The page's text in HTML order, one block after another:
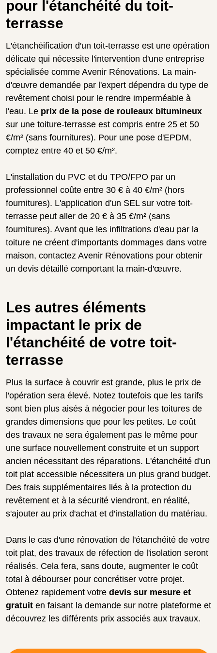
pour l'étanchéité du toit-
terrasse
L'étanchéification d'un toit-terrasse est une opération
délicate qui nécessite l'intervention d'une entreprise
spécialisée comme Avenir Rénovations. La main-
d'œuvre demandée par l'expert dépendra du type de
revêtement choisi pour le rendre imperméable à
l'eau. Le prix de la pose de rouleaux bitumineux
sur une toiture-terrasse est compris entre 25 et 50
€/m² (sans fournitures). Pour une pose d'EPDM,
comptez entre 40 et 50 €/m².
L'installation du PVC et du TPO/FPO par un
professionnel coûte entre 30 € à 40 €/m² (hors
fournitures). L'application d'un SEL sur votre toit-
terrasse peut aller de 20 € à 35 €/m² (sans
fournitures). Avant que les infiltrations d'eau par la
toiture ne créent d'importants dommages dans votre
maison, contactez Avenir Rénovations pour obtenir
un devis détaillé comportant la main-d'œuvre.
Les autres éléments
impactant le prix de
l'étanchéité de votre toit-
terrasse
Plus la surface à couvrir est grande, plus le prix de
l'opération sera élevé. Notez toutefois que les tarifs
sont bien plus aisés à négocier pour les toitures de
grandes dimensions que pour les petites. Le coût
des travaux ne sera également pas le même pour
une surface nouvellement construite et un support
ancien nécessitant des réparations. L'étanchéité d'un
toit plat accessible nécessitera un plus grand budget.
Des frais supplémentaires liés à la protection du
revêtement et à la sécurité viendront, en réalité,
s'ajouter au prix d'achat et d'installation du matériau.
Dans le cas d'une rénovation de l'étanchéité de votre
toit plat, des travaux de réfection de l'isolation seront
réalisés. Cela fera, sans doute, augmenter le coût
total à débourser pour concrétiser votre projet.
Obtenez rapidement votre devis sur mesure et
gratuit en faisant la demande sur notre plateforme et
découvrez les différents prix associés aux travaux.